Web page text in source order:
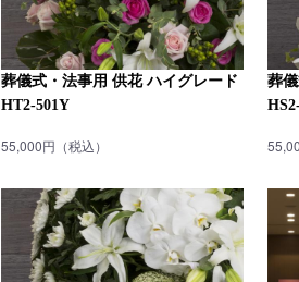
葬儀式・法事用 供花 ハイグレード
HT2-501Y
55,000円（税込）
葬